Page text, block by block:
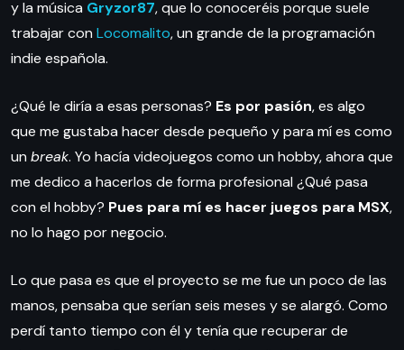
y la música Gryzor87, que lo conoceréis porque suele
trabajar con Locomalito, un grande de la programación
indie española.
¿Qué le diría a esas personas? Es por pasión, es algo
que me gustaba hacer desde pequeño y para mí es como
un break. Yo hacía videojuegos como un hobby, ahora que
me dedico a hacerlos de forma profesional ¿Qué pasa
con el hobby? Pues para mí es hacer juegos para MSX,
no lo hago por negocio.
Lo que pasa es que el proyecto se me fue un poco de las
manos, pensaba que serían seis meses y se alargó. Como
perdí tanto tiempo con él y tenía que recuperar de